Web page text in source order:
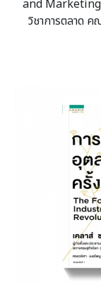
and Marketing
วิชาการตลาด